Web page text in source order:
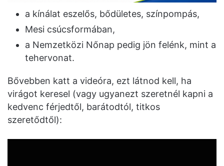
a kínálat eszelős, bődületes, színpompás,
Mesi csúcsformában,
a Nemzetközi Nőnap pedig jön felénk, mint a
tehervonat.
Bővebben katt a videóra, ezt látnod kell, ha
virágot keresel (vagy ugyanezt szeretnél kapni a
kedvenc férjedtől, barátodtól, titkos
szeretődtől):